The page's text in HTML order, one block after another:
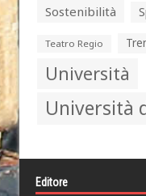
Sostenibilità
Teatro Regio
Università
Università
Editore